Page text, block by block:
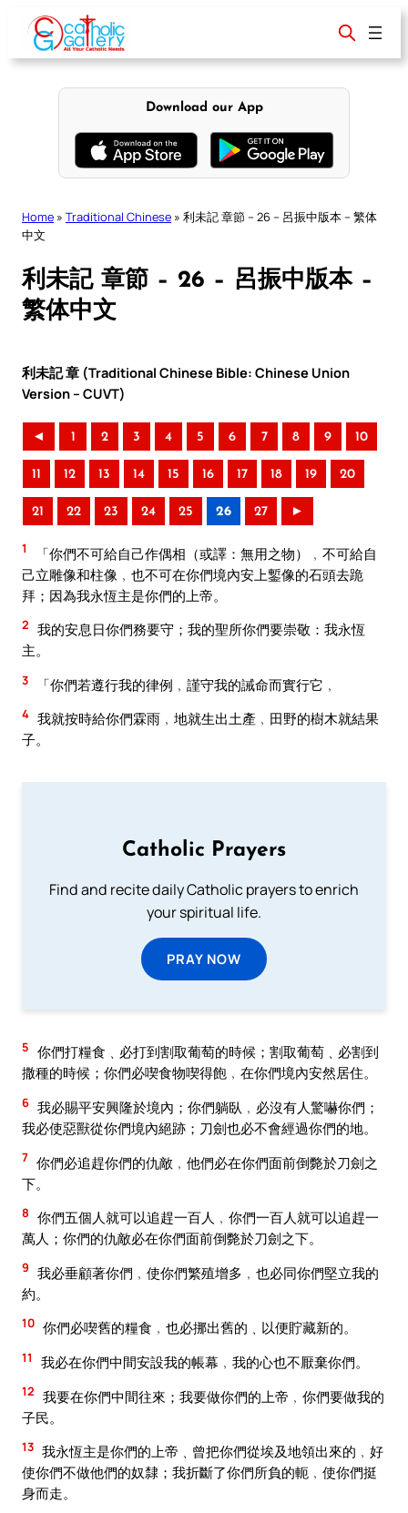
content
Download our App
Home » Traditional Chinese » 利未記 章節 – 26 – 呂振中版本 – 繁体
中文
利未記 章節 – 26 – 呂振中版本 –
繁体中文
利未記 章 (Traditional Chinese Bible: Chinese Union
Version – CUVT)
◄ 1 2 3 4 5 6 7 8 9 10
11 12 13 14 15 16 17 18 19 20
21 22 23 24 25 26 27 ►
1
「你們不可給自己作偶相（或譯：無用之物）﹐不可給自
己立雕像和柱像﹐也不可在你們境內安上鏨像的石頭去跪
拜；因為我永恆主是你們的上帝。
2 我的安息日你們務要守；我的聖所你們要崇敬：我永恆
主。
3 「你們若遵行我的律例﹐謹守我的誡命而實行它﹐
4 我就按時給你們霖雨﹐地就生出土產﹐田野的樹木就結果
子。
Catholic Prayers
Find and recite daily Catholic prayers to enrich
your spiritual life.
PRAY NOW
5 你們打糧食﹑必打到割取葡萄的時候；割取葡萄﹑必割到
撒種的時候；你們必喫食物喫得飽﹐在你們境內安然居住。
6 我必賜平安興隆於境內；你們躺臥﹐必沒有人驚嚇你們；
我必使惡獸從你們境內絕跡；刀劍也必不會經過你們的地。
7 你們必追趕你們的仇敵﹐他們必在你們面前倒斃於刀劍之
下。
8 你們五個人就可以追趕一百人﹐你們一百人就可以追趕一
萬人；你們的仇敵必在你們面前倒斃於刀劍之下。
9 我必垂顧著你們﹐使你們繁殖增多﹐也必同你們堅立我的
約。
10 你們必喫舊的糧食﹐也必挪出舊的﹑以便貯藏新的。
11 我必在你們中間安設我的帳幕﹐我的心也不厭棄你們。
12 我要在你們中間往來；我要做你們的上帝﹐你們要做我的
子民。
13 我永恆主是你們的上帝﹑曾把你們從埃及地領出來的﹐好
使你們不做他們的奴隸；我折斷了你們所負的軛﹐使你們挺
身而走。